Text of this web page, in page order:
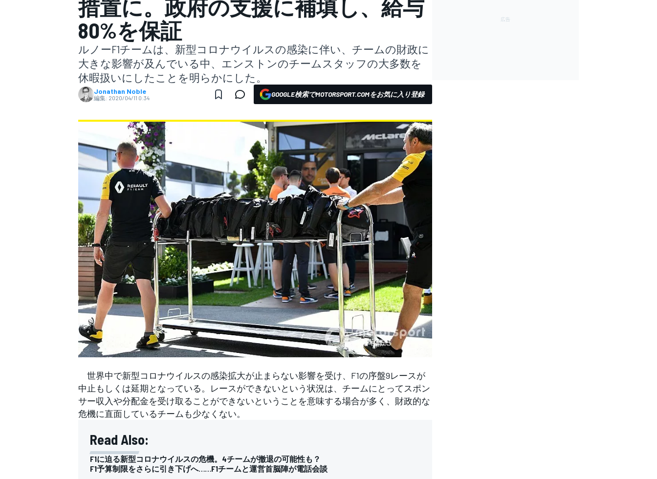
スーパーフォーミュラ
WEC
フォーミュラE
措置に。政府の支援に補填し、給与
80%を保証
ルノーF1チームは、新型コロナウイルスの感染に伴い、チームの財政に
大きな影響が及んでいる中、エンストンのチームスタッフの大多数を
休暇扱いにしたことを明らかにした。
Jonathan Noble
編集: 2020/04/11 0:34 GOOGLE検索でMOTORSPORT.COMをお気に入り登録
世界中で新型コロナウイルスの感染拡大が止まらない影響を受け、F1の序盤9レースが
中止もしくは延期となっている。レースができないという状況は、チームにとってスポン
サー収入や分配金を受け取ることができないということを意味する場合が多く、財政的な
危機に直面しているチームも少なくない。
Read Also:
F1に迫る新型コロナウイルスの危機。4チームが撤退の可能性も？
F1予算制限をさらに引き下げへ……F1チームと運営首脳陣が電話会談